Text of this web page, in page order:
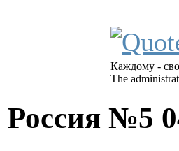
Каждому -
The
Россия №5